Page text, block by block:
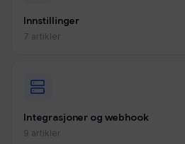
Innstillinger
7 artikler
Integrasjoner og webhook
9 artikler